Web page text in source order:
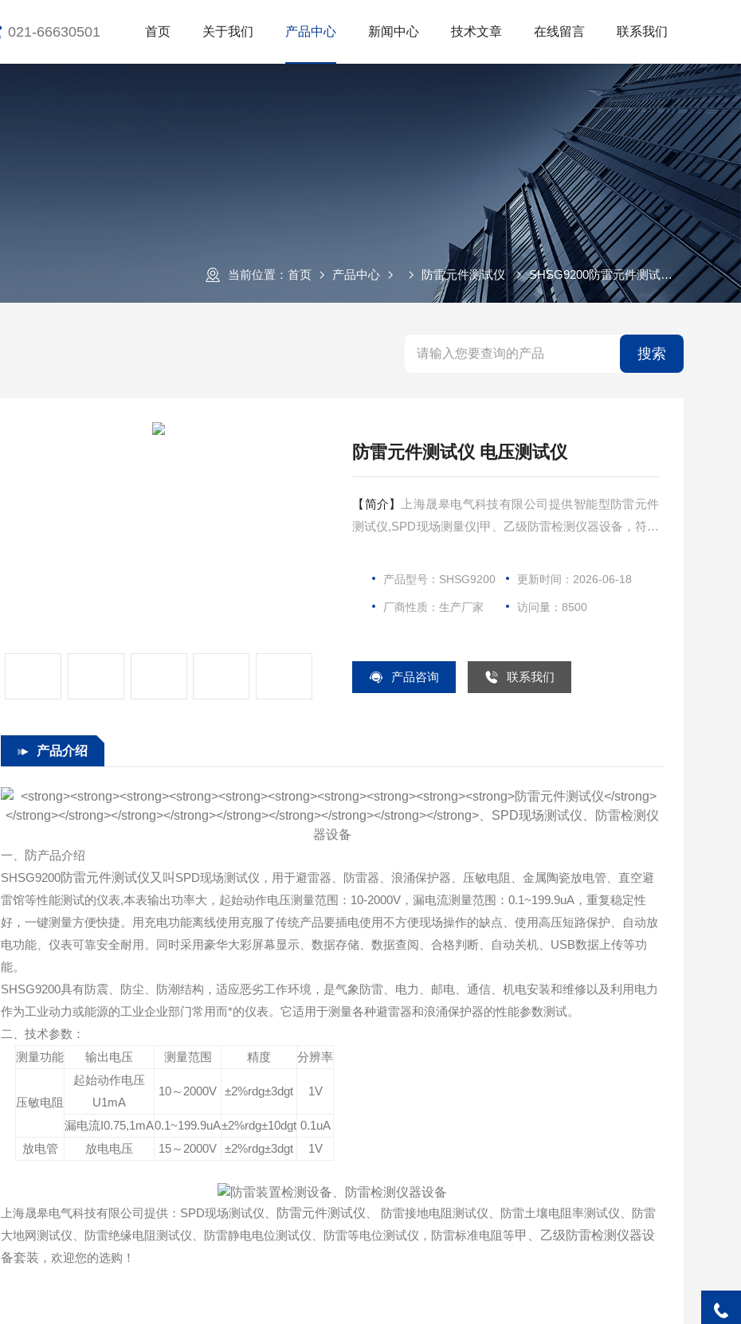
021-66630501 首页 关于我们 产品中心 新闻中心 技术文章 在线留言 联系我们
当前位置： 首页 产品中心 防雷元件测试仪 SHSG9200防雷元件测试仪 电压测试仪
搜索
防雷元件测试仪 电压测试仪
【简介】
上海晟皋电气科技有限公司提供智能型防雷元件
测试仪,SPD现场测量仪|甲、乙级防雷检测仪器设备，符合
产品型号：SHSG9200 更新时间：2026-06-18
厂商性质：生产厂家 访问量：8500
产品咨询 联系我们
产品介绍
一、 防产品介绍
SHSG9200防雷元件测试仪又叫 SPD现场测试仪，用于避雷器、防雷器、浪涌保护器、压敏电阻、金属陶瓷放电管、直空避
雷馆等性能测试的仪表,本表输出功率大，起始动作电压测量范围：10-2000V，漏电流测量范围：0.1~199.9uA，重复稳定性
好，一键测量方便快捷。用充电功能离线使用克服了传统产品要插电使用不方便现场操作的缺点、使用高压短路保护、自动放
电功能、仪表可靠安全耐用。同时采用豪华大彩屏幕显示、数据存储、数据查阅、合格判断、自动关机、USB数据上传等功
能。
SHSG9200具有防震、防尘、防潮结构，适应恶劣工作环境，是气象防雷、电力、邮电、通信、机电安装和维修以及利用电力
作为工业动力或能源的工业企业部门常用而*的仪表。它适用于测量各种避雷器和浪涌保护器的性能参数测试。
二、技术参数：
测量功能
输出电压 测量范围 精度 分辨率
压敏电阻
起始动作电压
U1mA
10～2000V ±2%rdg±3dgt 1V
漏电流I0.75,1mA0.1~199.9uA±2%rdg±10dgt 0.1uA
放电管
放电电压 15～2000V ±2%rdg±3dgt 1V
上海晟皋电气科技有限公司提供：SPD现场测试仪、 防雷元件测试仪 、 防雷接地电阻测试仪、防雷土壤电阻率测试仪、防雷
大地网测试仪、防雷绝缘电阻测试仪、防雷静电电位测试仪、防雷等电位测试仪，防雷标准电阻等甲、乙级防雷检测仪器设
备套装 ，欢迎您的选购！